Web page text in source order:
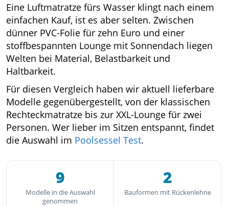
Eine Luftmatratze fürs Wasser klingt nach einem
einfachen Kauf, ist es aber selten. Zwischen
dünner PVC-Folie für zehn Euro und einer
stoffbespannten Lounge mit Sonnendach liegen
Welten bei Material, Belastbarkeit und
Haltbarkeit.
Für diesen Vergleich haben wir aktuell lieferbare
Modelle gegenübergestellt, von der klassischen
Rechteckmatratze bis zur XXL-Lounge für zwei
Personen. Wer lieber im Sitzen entspannt, findet
die Auswahl im Poolsessel Test.
9
Modelle in die Auswahl
genommen
2
Bauformen mit Rückenlehne